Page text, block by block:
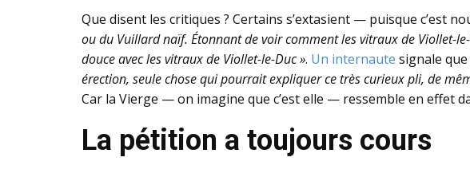
Que disent les critiques ? Certains s’extasient — puisque c’est
ou du Vuillard naïf. Étonnant de voir comment les vitraux de Viollet-
douce avec les vitraux de Viollet-le-Duc ». Un internaute signale que
érection, seule chose qui pourrait expliquer ce très curieux pli, de
Car la Vierge — on imagine que c’est elle — ressemble en effet
La pétition a toujours cours